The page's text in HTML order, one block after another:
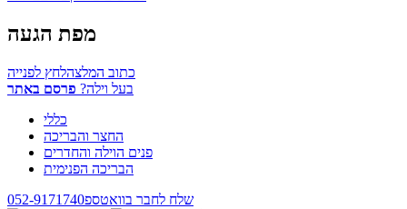
מפת הגעה
כתוב המלצהלחץ לפנייה
בעל וילה? פרסם באתר
כללי
החצר והבריכה
פנים הוילה והחדרים
הבריכה הפנימית
052-9171740שלח לחבר בוואטספ